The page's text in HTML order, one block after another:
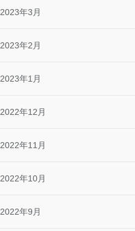
2023年3月
2023年2月
2023年1月
2022年12月
2022年11月
2022年10月
2022年9月